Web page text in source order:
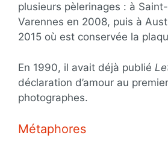
plusieurs pèlerinages : à
Varennes en 2008, puis à
2015 où est conservée la
En 1990, il avait déjà publié
déclaration d’amour au
photographes.
Métaphores